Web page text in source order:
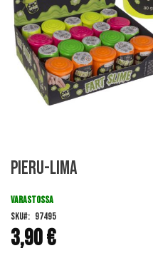
to
beginning
the
images
gallery
Pieru-lima
3,90 €
VARASTOSSA
SKU
97495